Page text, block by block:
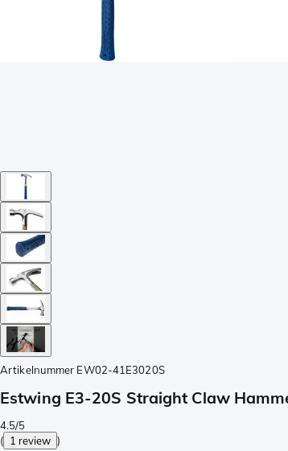
Artikelnummer EW02-41E3020S
Estwing E3-20S Straight Claw
4.5/5
( 1 review )